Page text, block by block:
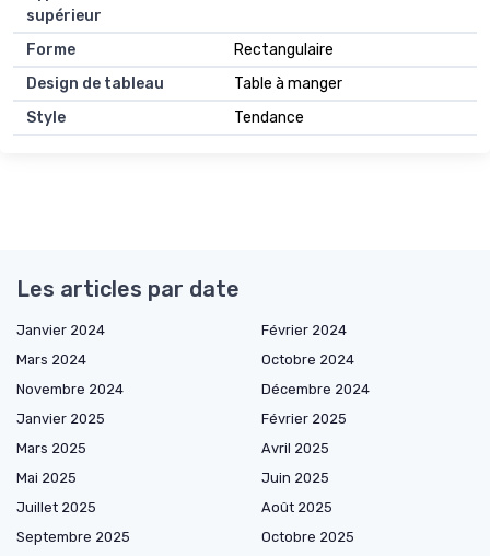
supérieur
Forme
Rectangulaire
Design de tableau
Table à manger
Style
Tendance
Les articles par date
Janvier 2024
Février 2024
Mars 2024
Octobre 2024
Novembre 2024
Décembre 2024
Janvier 2025
Février 2025
Mars 2025
Avril 2025
Mai 2025
Juin 2025
Juillet 2025
Août 2025
Septembre 2025
Octobre 2025